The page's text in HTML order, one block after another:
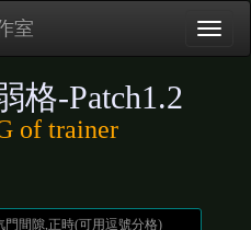
室
格-Patch1.2
of trainer